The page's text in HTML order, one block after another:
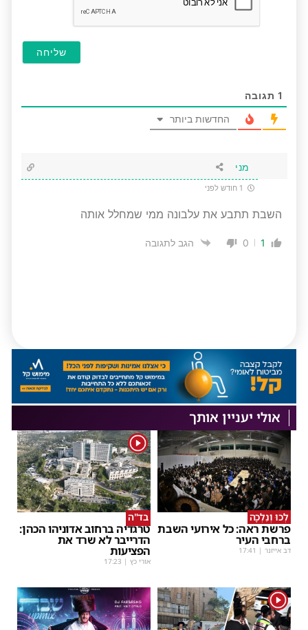
1 תגובה
החדשות ביותר
מני
השבת תתבע את עלבונה ממי שמחלל אותה
1
0 הגב לתגובה
אולי יעניין אותך
לְכוּ וְנֵלְכָה
פרשת ראה: כל אירועי השבת
ברחבי העיר
דב אייזנר |
17:41
1
בד"ה
טרגדיה ברחוב אדוניהו הכהן:
הדרייבר לא שרד את
הפציעות
אורי כץ |
17:23
1